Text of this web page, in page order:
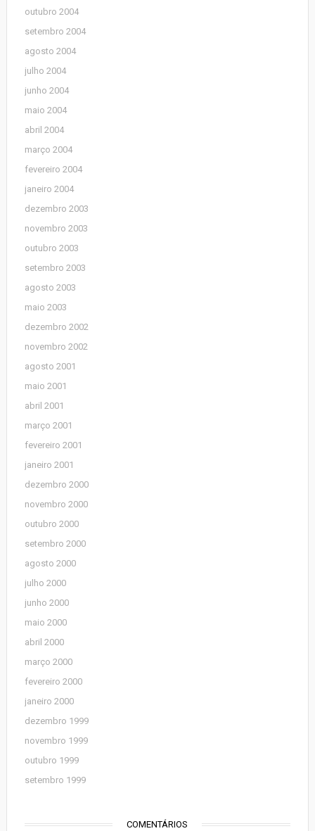
outubro 2004
setembro 2004
agosto 2004
julho 2004
junho 2004
maio 2004
abril 2004
março 2004
fevereiro 2004
janeiro 2004
dezembro 2003
novembro 2003
outubro 2003
setembro 2003
agosto 2003
maio 2003
dezembro 2002
novembro 2002
agosto 2001
maio 2001
abril 2001
março 2001
fevereiro 2001
janeiro 2001
dezembro 2000
novembro 2000
outubro 2000
setembro 2000
agosto 2000
julho 2000
junho 2000
maio 2000
abril 2000
março 2000
fevereiro 2000
janeiro 2000
dezembro 1999
novembro 1999
outubro 1999
setembro 1999
COMENTÁRIOS